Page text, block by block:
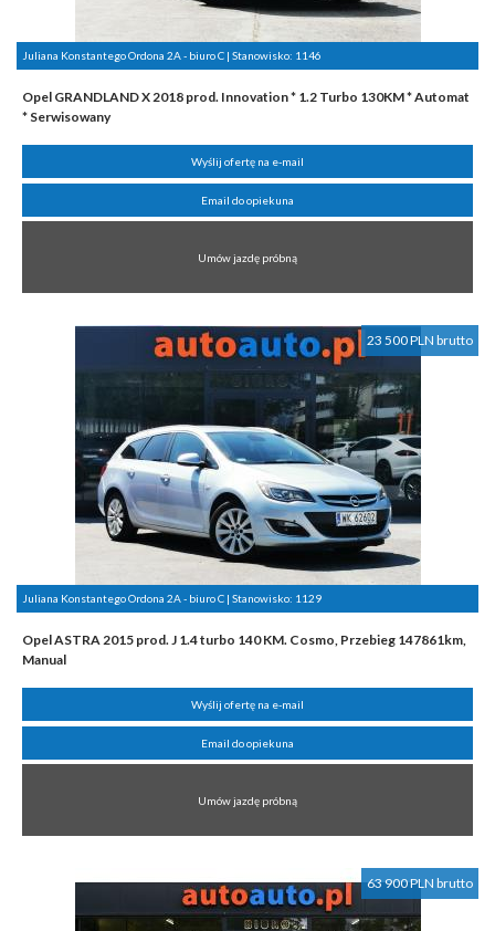
Juliana Konstantego Ordona 2A - biuro C | Stanowisko: 1146
Opel GRANDLAND X 2018 prod. Innovation * 1.2 Turbo 130KM * Automat
* Serwisowany
Wyślij ofertę na e-mail
Email do opiekuna
Umów jazdę próbną
23 500 PLN brutto
Juliana Konstantego Ordona 2A - biuro C | Stanowisko: 1129
Opel ASTRA 2015 prod. J 1.4 turbo 140 KM. Cosmo, Przebieg 147861km,
Manual
Wyślij ofertę na e-mail
Email do opiekuna
Umów jazdę próbną
63 900 PLN brutto